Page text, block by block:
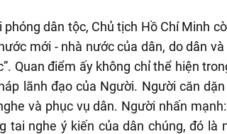
dân tộc, Chủ tịch Hồ Chí Minh
mới - nhà nước của dân, do dân
Quan điểm ấy không chỉ thể hiện
lãnh đạo của Người. Người căn
và phục vụ dân. Người nhấn
tai nghe ý kiến của dân chúng, đó là